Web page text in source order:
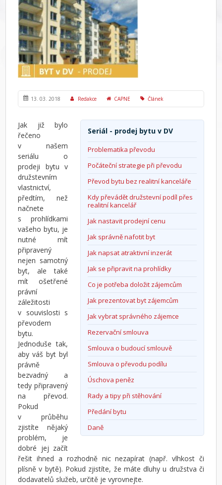
13. 03. 2018 Redakce CAPNE Článek
Seriál - prodej bytu v DV
Problematika převodu
Počáteční strategie při převodu
Převod bytu bez realitní kanceláře
Kdy převádět družstevní podíl přes
realitní kancelář
Jak nastavit prodejní cenu
Jak správně nafotit byt
Jak napsat atraktivní inzerát
Jak se připravit na prohlídky
Co je potřeba doložit zájemcům
Jak prezentovat byt zájemcům
Jak vybrat správného zájemce
Rezervační smlouva
Smlouva o budoucí smlouvě
Smlouva o převodu podílu
Úschova peněz
Rady a tipy při stěhování
Předání bytu
Daně
Jak již bylo
řečeno
v našem
seriálu o
prodeji bytu v
družstevním
vlastnictví,
předtím, než
načnete
s prohlídkami
vašeho bytu, je
nutné mít
připravený
nejen samotný
byt, ale také
mít ošetřené
právní
záležitosti
v souvislosti s
převodem
bytu.
Jednoduše tak,
aby váš byt byl
právně
bezvadný a
tedy připravený
na převod.
Pokud
v průběhu
zjistíte nějaký
problém, je
dobré jej začít
řešit ihned a rozhodně nic nezapírat (např. vlhkost či
plísně v bytě). Pokud zjistíte, že máte dluhy u družstva či
dodavatelů služeb, určitě je vyrovnejte.